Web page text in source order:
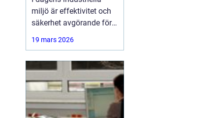
miljö är effektivitet och
säkerhet avgörande för
hjälpmedel som har
blivit alltmer populärt är
19 mars 2026